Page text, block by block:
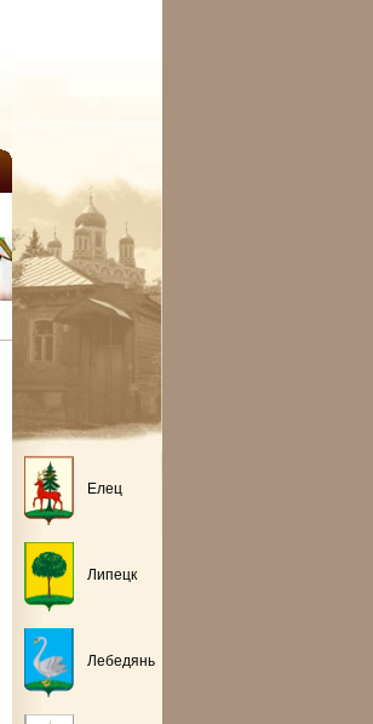
Елец
Липецк
Лебедянь